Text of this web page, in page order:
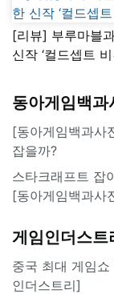
[리뷰] 부루마블
신작 ‘컬드셉트 비
동아게임백과
[동아게임백과사
잡을까?
스타크래프트 잡
[동아게임백과사
게임인더스트
중국 최대 게임쇼
인더스트리]